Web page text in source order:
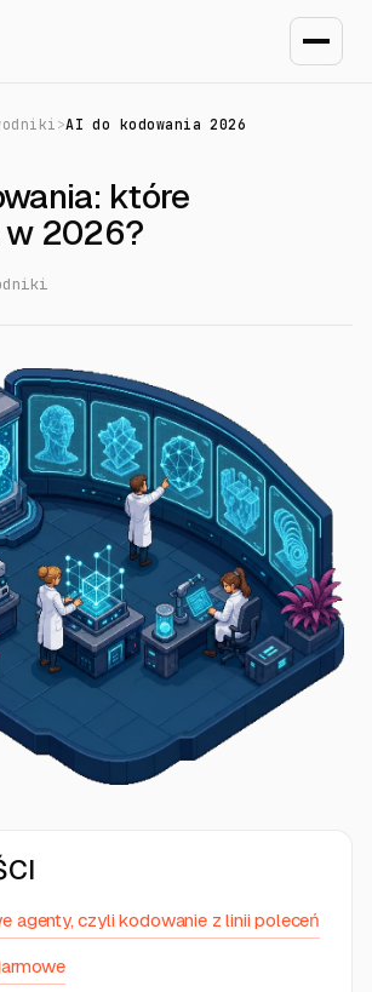
>AI do kodowania 2026
które
w 2026?
agenty, czyli kodowanie z linii poleceń